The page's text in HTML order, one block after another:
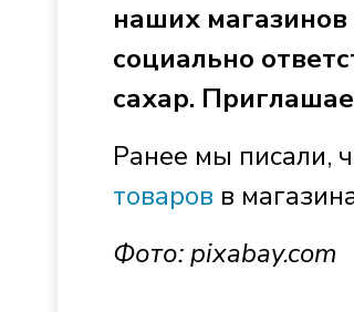
наших магазинов
социально
сахар.
Ранее мы писали,
товаров в
Фото:pixabay.com